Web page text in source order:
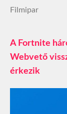
Filmipar
A Fortnite
Webvető
érkezik